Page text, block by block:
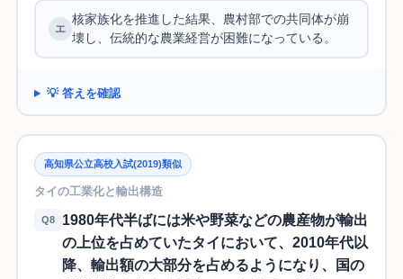
核家族化を推進した結果、農村部での共同体が崩
壊し、伝統的な農業経営が困難になっている。
💡 答えを確認
高知県公立高校入試(2019)類似
タイの工業化と輸出構造
Q8
1980年代半ばには米や野菜などの農産物が輸出
の上位を占めていたタイにおいて、2010年代以
降、輸出額の大部分を占めるようになり、国の